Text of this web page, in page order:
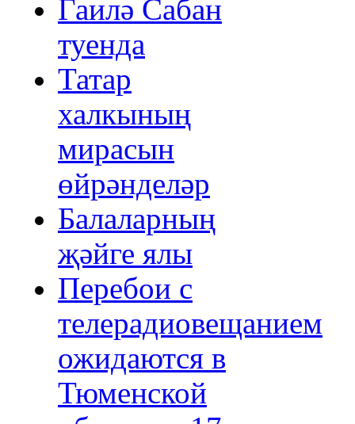
Гаилә Сабан
туенда
Татар
халкының
мирасын
өйрәнделәр
Балаларның
җәйге ялы
Перебои с
телерадиовещанием
ожидаются в
Тюменской